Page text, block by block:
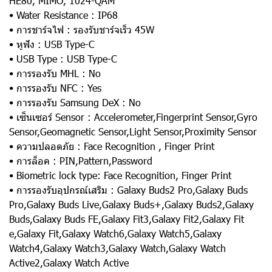
• Water Resistance : IP68
• การชาร์จไฟ : รองรับชาร์จเร็ว 45W
• หูฟัง : USB Type-C
• USB Type : USB Type-C
• การรองรับ MHL : No
• การรองรับ NFC : Yes
• การรองรับ Samsung DeX : No
• เซ็นเซอร์ Sensor : Accelerometer,Fingerprint Sensor,Gyro
Sensor,Geomagnetic Sensor,Light Sensor,Proximity Sensor
• ความปลอดภัย : Face Recognition , Finger Print
• การล็อค : PIN,Pattern,Password
• Biometric lock type: Face Recognition, Finger Print
• การรองรับอุปกรณ์เสริม : Galaxy Buds2 Pro,Galaxy Buds
Pro,Galaxy Buds Live,Galaxy Buds+,Galaxy Buds2,Galaxy
Buds,Galaxy Buds FE,Galaxy Fit3,Galaxy Fit2,Galaxy Fit
e,Galaxy Fit,Galaxy Watch6,Galaxy Watch5,Galaxy
Watch4,Galaxy Watch3,Galaxy Watch,Galaxy Watch
Active2,Galaxy Watch Active